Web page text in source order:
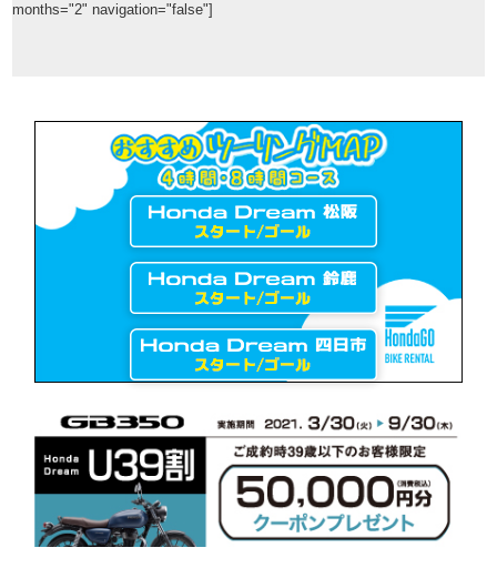
months="2" navigation="false"]